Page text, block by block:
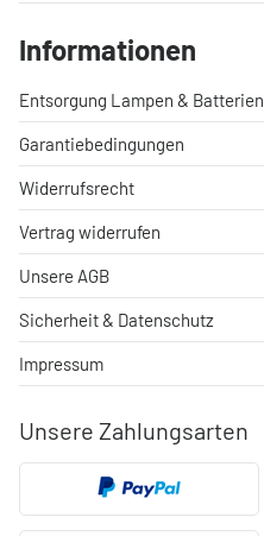
Unsere Zahlungsarten
Informationen
Entsorgung Lampen & Batterien
Garantiebedingungen
Widerrufsrecht
Vertrag widerrufen
Unsere AGB
Sicherheit & Datenschutz
Impressum